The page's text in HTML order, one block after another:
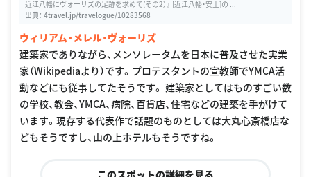
近江八幡にヴォーリズの足跡を求めて(その2）』 [近江八幡・安土]の ...
出典： 4travel.jp/travelogue/10283568
ウィリアム・メレル・ヴォーリズ
建築家でありながら、メンソレータムを日本に普及させた実業
家（Wikipediaより）です。プロテスタントの宣教師でYMCA活
動などにも従事してたそうです。 建築家としてはものすごい数
の学校、教会、YMCA、病院、百貨店、住宅などの建築を手がけて
います。現存する代表作で話題のものとしては大丸心斎橋店な
どもそうですし、山の上ホテルもそうですね。